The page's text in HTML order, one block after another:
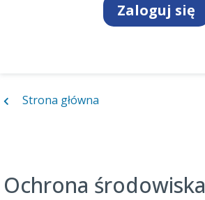
Zaloguj się
Strona główna
Ochrona środowiska